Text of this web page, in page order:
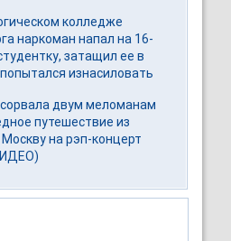
колледже
наркоман напал на 16-
затащил ее в
изнасиловать
двум меломанам
путешествие из
на рэп-концерт